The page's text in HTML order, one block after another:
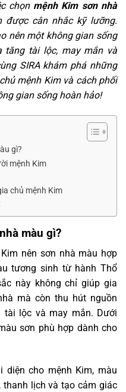
chọn mệnh Kim sơn nhà
cân nhắc kỹ lưỡng.
nên một không gian sống
tăng tài lộc, may mắn và
SIRA khám phá những
mệnh Kim và cách phối
gian sống hoàn hảo!
gì?
mệnh Kim
chủ mệnh Kim
màu gì?
nên sơn nhà màu hợp
tương sinh từ hành Thổ
này không chỉ giúp gia
mà còn thu hút nguồn
tài lộc và may mắn. Dưới
sơn phù hợp dành cho
diện cho mệnh Kim, màu
lịch và tạo cảm giác